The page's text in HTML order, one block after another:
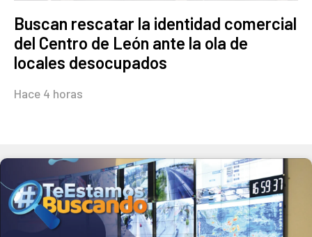
Buscan rescatar la identidad comercial
del Centro de León ante la ola de
locales desocupados
Hace 4 horas